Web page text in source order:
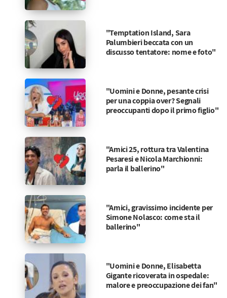
"Temptation Island, Sara
Palumbieri beccata con un
discusso tentatore: nome e foto"
"Uomini e Donne, pesante crisi
per una coppia over? Segnali
preoccupanti dopo il primo figlio"
"Amici 25, rottura tra Valentina
Pesaresi e Nicola Marchionni:
parla il ballerino"
"Amici, gravissimo incidente per
Simone Nolasco: come sta il
ballerino"
"Uomini e Donne, Elisabetta
Gigante ricoverata in ospedale:
malore e preoccupazione dei fan"